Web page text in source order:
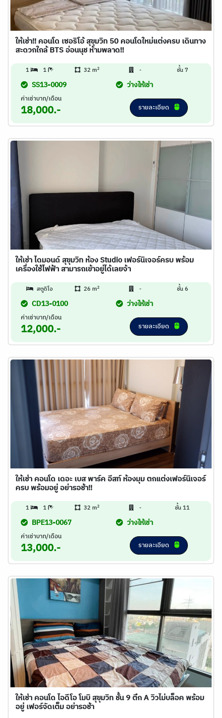
ให้เช่า!! คอนโด เซอริโอ้ สุขุมวิท 50 คอนโดใหม่แต่งครบ เดินทาง
สะดวกใกล้ BTS อ่อนนุช ห้ามพลาด!!
1 1 32 m2 - ชั้น 7
SS13-0009 ว่างให้เช่า
ค่าเช่าบาท/เดือน
18,000.- รายละเอียด
ให้เช่า ไดมอนด์ สุขุมวิท ห้อง Studio เฟอร์นิเจอร์ครบ พร้อม
เครื่องใช้ไฟฟ้า สามารถเข้าอยู่ได้เลยจ้า
สตูดิโอ 26 m2 - ชั้น 6
CD13-0100 ว่างให้เช่า
ค่าเช่าบาท/เดือน
12,000.- รายละเอียด
ให้เช่า คอนโด เดอะ เบส พาร์ค อีสท์ ห้องมุม ตกแต่งเฟอร์นิเจอร์
ครบ พร้อมอยู่ อย่ารอช้า!!
1 1 32 m2 - ชั้น 11
BPE13-0067 ว่างให้เช่า
ค่าเช่าบาท/เดือน
13,000.- รายละเอียด
ให้เช่า คอนโด ไอดีโอ โมบิ สุขุมวิท ชั้น 9 ตึก A วิวไม่บล็อค พร้อม
อยู่ เฟอร์จัดเต็ม อย่ารอช้า